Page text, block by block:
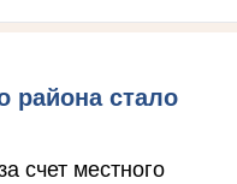
района стало
счет местного